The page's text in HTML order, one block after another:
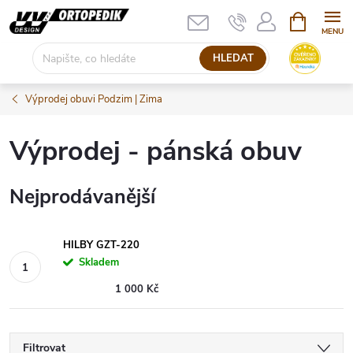
Přejít
na
HLEDAT
NÁKUPNÍ
KOŠÍK
Výprodej obuvi Podzim | Zima
Výprodej - pánská obuv
Nejprodávanější
HILBY GZT-220
Skladem
1 000 Kč
Filtrovat